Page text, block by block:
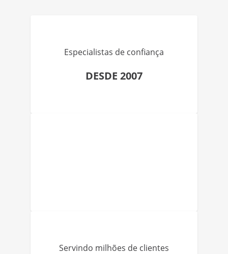
Especialistas de confiança
DESDE 2007
Servindo milhões de clientes